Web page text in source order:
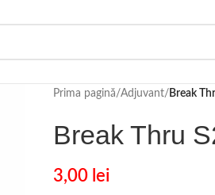
Prima pagină/Adjuvant/ Break
Break Thru
3,00 lei